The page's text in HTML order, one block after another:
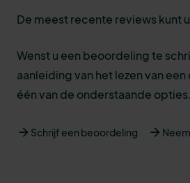
De meest recente reviews kunt
Wenst u een beoordeling te
aanleiding van het lezen van
één van de onderstaande opties.
Schrijf een beoordeling